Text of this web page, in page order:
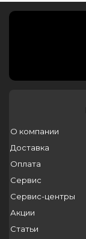
О компании
Доставка
Оплата
Сервис
Сервис-центры
Акции
Статьи